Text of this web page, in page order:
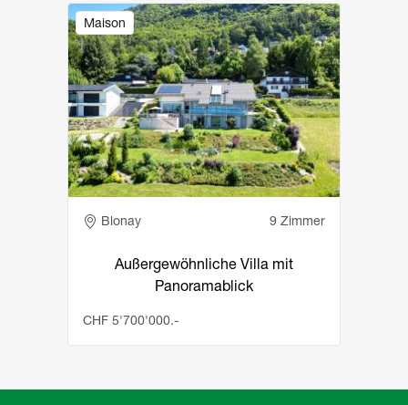
Maison
Image
Adresse
Blonay 9 Zimmer
Außergewöhnliche Villa mit
Panoramablick
CHF 5'700'000.-